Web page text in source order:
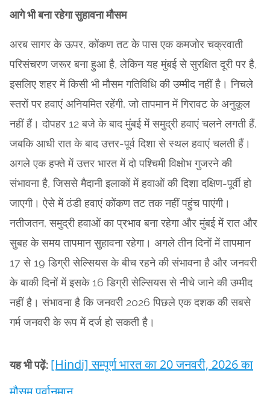
आगे भी बना रहेगा सुहावना मौसम
अरब सागर के ऊपर, कोंकण तट के पास एक कमजोर चक्रवाती
परिसंचरण जरूर बना हुआ है, लेकिन यह मुंबई से सुरक्षित दूरी पर है,
इसलिए शहर में किसी भी मौसम गतिविधि की उम्मीद नहीं है। निचले
स्तरों पर हवाएं अनियमित रहेंगी, जो तापमान में गिरावट के अनुकूल
नहीं हैं। दोपहर 12 बजे के बाद मुंबई में समुद्री हवाएं चलने लगती हैं,
जबकि आधी रात के बाद उत्तर-पूर्व दिशा से स्थल हवाएं चलती हैं।
अगले एक हफ्ते में उत्तर भारत में दो पश्चिमी विक्षोभ गुजरने की
संभावना है, जिससे मैदानी इलाकों में हवाओं की दिशा दक्षिण-पूर्वी हो
जाएगी। ऐसे में ठंडी हवाएं कोंकण तट तक नहीं पहुंच पाएंगी।
नतीजतन, समुद्री हवाओं का प्रभाव बना रहेगा और मुंबई में रात और
सुबह के समय तापमान सुहावना रहेगा। अगले तीन दिनों में तापमान
17 से 19 डिग्री सेल्सियस के बीच रहने की संभावना है और जनवरी
के बाकी दिनों में इसके 16 डिग्री सेल्सियस से नीचे जाने की उम्मीद
नहीं है। संभावना है कि जनवरी 2026 पिछले एक दशक की सबसे
गर्म जनवरी के रूप में दर्ज हो सकती है।
यह भी पढ़ें: [Hindi] सम्पूर्ण भारत का 20 जनवरी, 2026 का